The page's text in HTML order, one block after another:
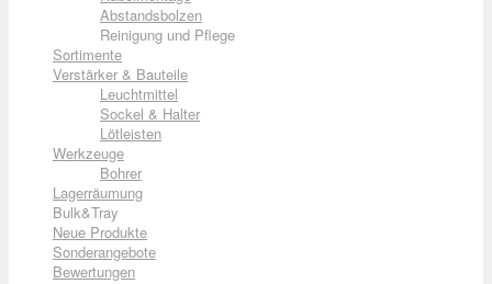
Abstandsbolzen
Reinigung und Pflege
Sortimente
Verstärker & Bauteile
Leuchtmittel
Sockel & Halter
Lötleisten
Werkzeuge
Bohrer
Lagerräumung
Bulk&Tray
Neue Produkte
Sonderangebote
Bewertungen